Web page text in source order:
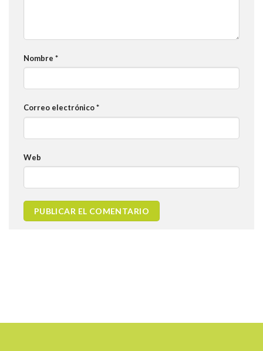
Nombre *
Correo electrónico*
Web